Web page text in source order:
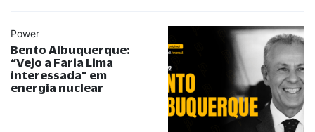
Power
Bento Albuquerque:
“Vejo a Faria Lima
interessada” em
energia nuclear